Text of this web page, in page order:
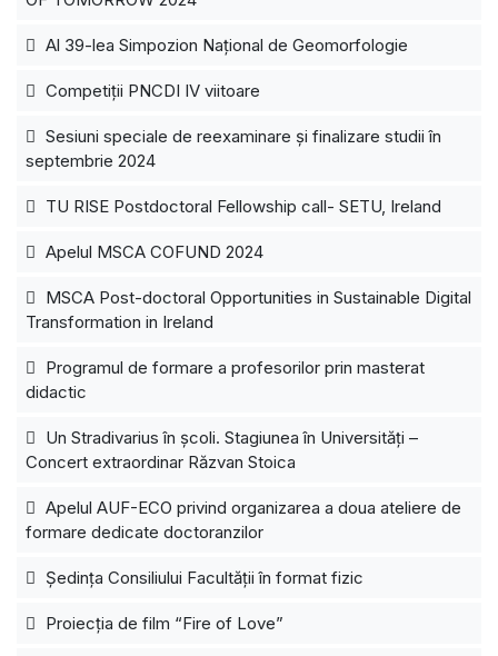
Al 39-lea Simpozion Național de Geomorfologie
Competiții PNCDI IV viitoare
Sesiuni speciale de reexaminare și finalizare studii în
septembrie 2024
TU RISE Postdoctoral Fellowship call- SETU, Ireland
Apelul MSCA COFUND 2024
MSCA Post-doctoral Opportunities in Sustainable Digital
Transformation in Ireland
Programul de formare a profesorilor prin masterat
didactic
Un Stradivarius în școli. Stagiunea în Universități –
Concert extraordinar Răzvan Stoica
Apelul AUF-ECO privind organizarea a doua ateliere de
formare dedicate doctoranzilor
Ședința Consiliului Facultății în format fizic
Proiecția de film “Fire of Love”